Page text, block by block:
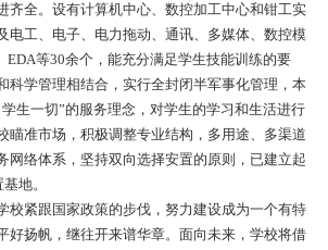
齐全。设有计算机中心、数控加工中心和钳工实
电工、电子、电力拖动、通讯、多媒体、数控模
EDA等30余个，能充分满足学生技能训练的要
科学管理相结合，实行全封闭半军事化管理，本
生一切”的服务理念，对学生的学习和生活进行
瞄准市场，积极调整专业结构，多用途、多渠道
网络体系，坚持双向选择安置的原则，已建立起
地。
校紧跟国家政策的步伐，努力建设成为一个有特
好扬帆，继往开来谱华章。面向未来，学校将借